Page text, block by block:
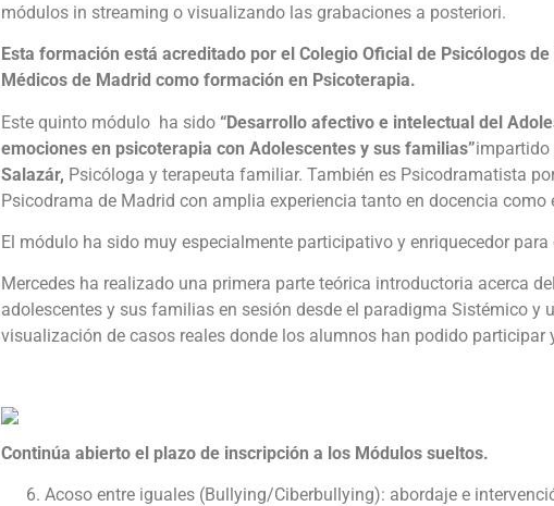
módulos in streaming o visualizando las grabaciones a posteriori.
Esta formación está acreditado por el Colegio Oficial de Psicólogos
Médicos de Madrid como formación en Psicoterapia.
Este quinto módulo ha sido “Desarrollo afectivo e intelectual del
emociones en psicoterapia con Adolescentes y sus familias”impartido
Salazár, Psicóloga y terapeuta familiar. También es Psicodramatista
Psicodrama de Madrid con amplia experiencia tanto en docencia como
El módulo ha sido muy especialmente participativo y enriquecedor para
Mercedes ha realizado una primera parte teórica introductoria acerca
adolescentes y sus familias en sesión desde el paradigma Sistémico y
visualización de casos reales donde los alumnos han podido participar
Continúa abierto el plazo de inscripción a los Módulos sueltos.
Acoso entre iguales (Bullying/Ciberbullying): abordaje e